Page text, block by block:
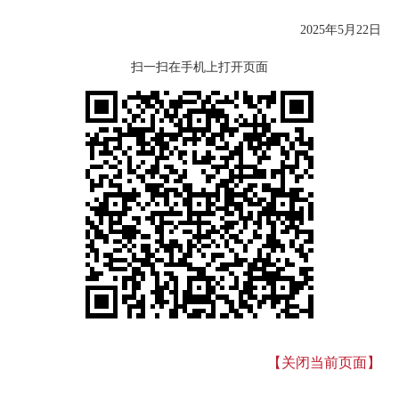
2025年5月22日
扫一扫在手机上打开页面
【关闭当前页面】